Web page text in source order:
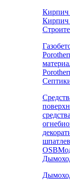
Кирпич
Кирпич
средства
OSB